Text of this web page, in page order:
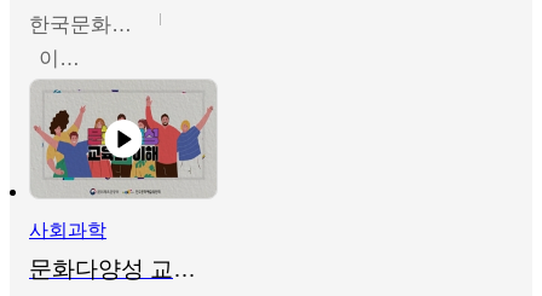
한국문화예술교육진흥원
이성민
사회과학
문화다양성 교육의 이해